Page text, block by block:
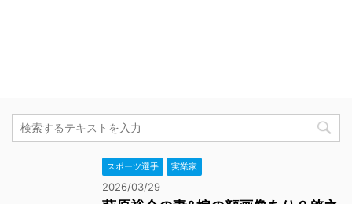
スポーツ選手 実業家
2026/03/29